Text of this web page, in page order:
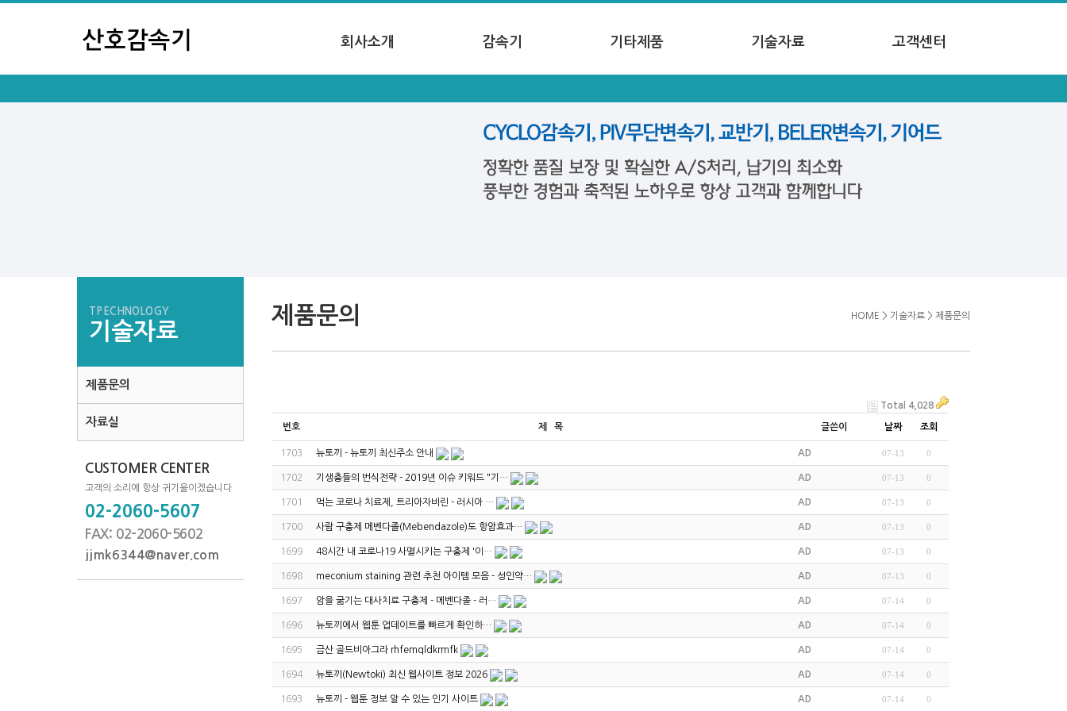
회사소개 감속기 기타제품 기술자료 고객센터
TPECHNOLOGY
기술자료
제품문의
자료실
CUSTOMER CENTER
고객의 소리에 항상 귀기울이겠습니다
02-2060-5607
FAX: 02-2060-5602
jjmk6344@naver.com
제품문의 HOME > 기술자료 > 제품문의
Total 4,028
번호 제 목 글쓴이 날짜 조회
1703 뉴토끼 - 뉴토끼 최신주소 안내 AD 07-13 0
1702 기생충들의 번식전략 - 2019년 이슈 키워드 "기… AD 07-13 0
1701 먹는 코로나 치료제, 트리아자비린 - 러시아 … AD 07-13 0
1700 사람 구충제 메벤다졸(Mebendazole)도 항암효과… AD 07-13 0
1699 48시간 내 코로나19 사멸시키는 구충제 '이… AD 07-13 0
1698 meconium staining 관련 추천 아이템 모음 - 성인약… AD 07-13 0
1697 암을 굶기는 대사치료 구충제 - 메벤다졸 - 러… AD 07-14 0
1696 뉴토끼에서 웹툰 업데이트를 빠르게 확인하… AD 07-14 0
1695 금산 골드비아그라 rhfemqldkrmfk AD 07-14 0
1694 뉴토끼(Newtoki) 최신 웹사이트 정보 2026 AD 07-14 0
1693 뉴토끼 - 웹툰 정보 알 수 있는 인기 사이트 AD 07-14 0